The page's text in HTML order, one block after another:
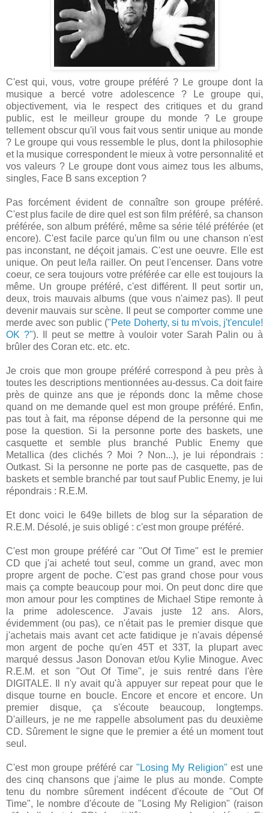
C'est qui, vous, votre groupe préféré ? Le groupe dont la
musique a bercé votre adolescence ? Le groupe qui,
objectivement, via le respect des critiques et du grand
public, est le meilleur groupe du monde ? Le groupe
tellement obscur qu'il vous fait vous sentir unique au monde
? Le groupe qui vous ressemble le plus, dont la philosophie
et la musique correspondent le mieux à votre personnalité et
vos valeurs ? Le groupe dont vous aimez tous les albums,
singles, Face B sans exception ?
Pas forcément évident de connaître son groupe préféré.
C'est plus facile de dire quel est son film préféré, sa chanson
préférée, son album préféré, même sa série télé préférée (et
encore). C'est facile parce qu'un film ou une chanson n'est
pas inconstant, ne déçoit jamais. C'est une oeuvre. Elle est
unique. On peut le/la railler. On peut l'encenser. Dans votre
coeur, ce sera toujours votre préférée car elle est toujours la
même. Un groupe préféré, c'est différent. Il peut sortir un,
deux, trois mauvais albums (que vous n'aimez pas). Il peut
devenir mauvais sur scène. Il peut se comporter comme une
merde avec son public ("Pete Doherty, si tu m'vois, j't'encule!
OK ?"). Il peut se mettre à vouloir voter Sarah Palin ou à
brûler des Coran etc. etc. etc.
Je crois que mon groupe préféré correspond à peu près à
toutes les descriptions mentionnées au-dessus. Ca doit faire
près de quinze ans que je réponds donc la même chose
quand on me demande quel est mon groupe préféré. Enfin,
pas tout à fait, ma réponse dépend de la personne qui me
pose la question. Si la personne porte des baskets, une
casquette et semble plus branché Public Enemy que
Metallica (des clichés ? Moi ? Non...), je lui répondrais :
Outkast. Si la personne ne porte pas de casquette, pas de
baskets et semble branché par tout sauf Public Enemy, je lui
répondrais : R.E.M.
Et donc voici le 649e billets de blog sur la séparation de
R.E.M. Désolé, je suis obligé : c'est mon groupe préféré.
C'est mon groupe préféré car "Out Of Time" est le premier
CD que j'ai acheté tout seul, comme un grand, avec mon
propre argent de poche. C'est pas grand chose pour vous
mais ça compte beaucoup pour moi. On peut donc dire que
mon amour pour les comptines de Michael Stipe remonte à
la prime adolescence. J'avais juste 12 ans. Alors,
évidemment (ou pas), ce n'était pas le premier disque que
j'achetais mais avant cet acte fatidique je n'avais dépensé
mon argent de poche qu'en 45T et 33T, la plupart avec
marqué dessus Jason Donovan et/ou Kylie Minogue. Avec
R.E.M. et son "Out Of Time", je suis rentré dans l'ère
DIGITALE. Il n'y avait qu'à appuyer sur repeat pour que le
disque tourne en boucle. Encore et encore et encore. Un
premier disque, ça s'écoute beaucoup, longtemps.
D'ailleurs, je ne me rappelle absolument pas du deuxième
CD. Sûrement le signe que le premier a été un moment tout
seul.
C'est mon groupe préféré car "Losing My Religion" est une
des cinq chansons que j'aime le plus au monde. Compte
tenu du nombre sûrement indécent d'écoute de "Out Of
Time", le nombre d'écoute de "Losing My Religion" (raison